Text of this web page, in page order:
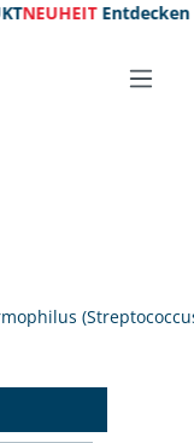
NEUHEIT Entdecken